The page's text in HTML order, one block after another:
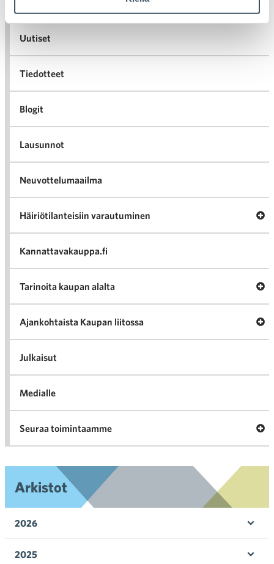
Uutiset
Tiedotteet
Blogit
Lausunnot
Neuvottelumaailma
Häiriötilanteisiin varautuminen
Kannattavakauppa.fi
Tarinoita kaupan alalta
Ajankohtaista Kaupan liitossa
Julkaisut
Medialle
Seuraa toimintaamme
Arkistot
2026
2025